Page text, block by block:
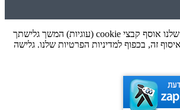
אוהבים עוגיות? האתר שלנו אוסף קבצי cookie (עוגיות) המשך גלישתך
זה, בכפוף למדיניות הפרטיות שלנו. גלישה